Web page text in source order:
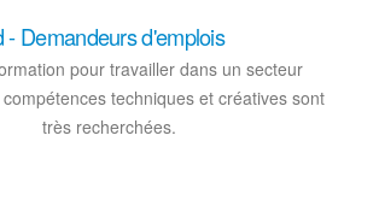
- Demandeurs d'emplois
pour travailler dans un secteur
techniques et créatives sont
très recherchées.